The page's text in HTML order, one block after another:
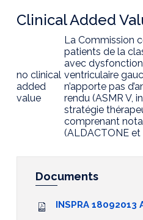
Clinical Added
no clinical
added
value
La Commission
patients de la
avec
ventriculaire
n’apporte pas
rendu (ASMR V,
stratégie
comprenant
(ALDACTONE et
Documents
INSPRA 18092013